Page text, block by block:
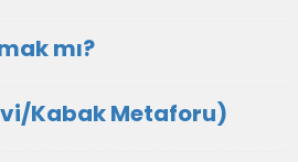
mı?
Kabak Metaforu)